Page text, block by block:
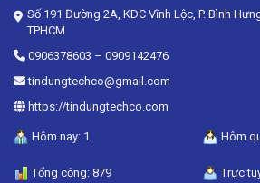
Số 191 Đường 2A, KDC Vĩnh Lộc, P. Bình
TPHCM
0906378603 – 0909142476
tindungtechco@gmail.com
https://tindungtechco.com
Hôm nay: 1 Hôm
Tổng cộng: 879 Trực